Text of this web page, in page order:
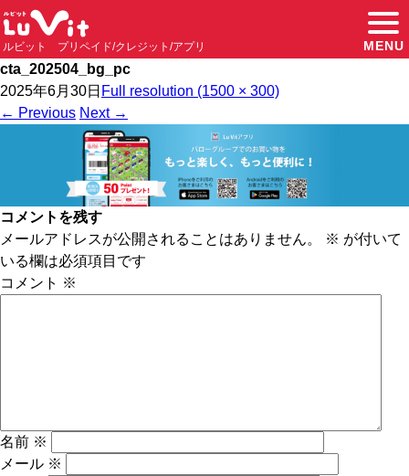
ルビット プリペイド/クレジット/アプリ MENU
cta_202504_bg_pc
2025年6月30日 Full resolution (1500 × 300)
← Previous Next →
コメントを残す
メールアドレスが公開されることはありません。
※ が付いて
いる欄は必須項目です
コメント ※
名前 ※
メール ※